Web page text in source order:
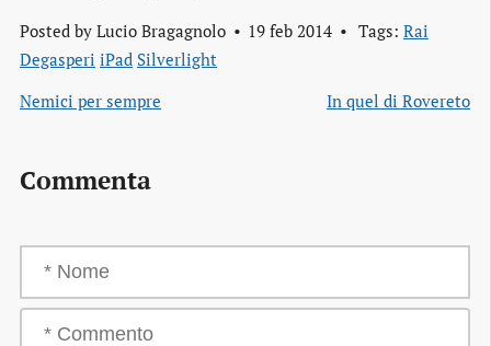
Posted by Lucio Bragagnolo 19 feb 2014 Tags: Rai
Degasperi iPad Silverlight
Nemici per sempre
In quel di Rovereto
Commenta